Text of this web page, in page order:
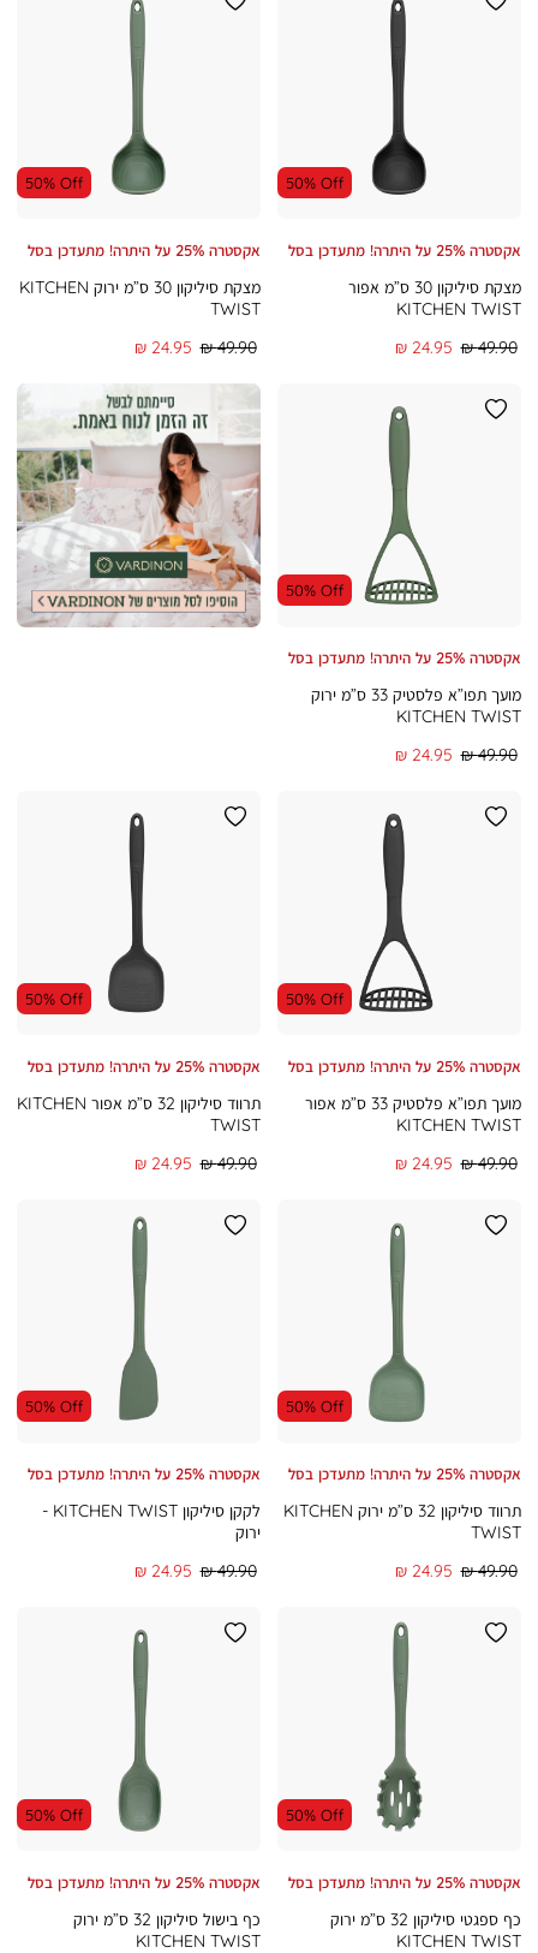
50% Off
אקסטרה 25% על היתרה! מתעדכן בסל
מצקת סיליקון 30 ס”מ אפור
KITCHEN TWIST
מחיר
24.95 ₪
מחיר
49.90 ₪
50% Off
אקסטרה 25% על היתרה! מתעדכן בסל
מצקת סיליקון 30 ס”מ ירוק KITCHEN
TWIST
מחיר
24.95 ₪
מחיר
49.90 ₪
50% Off
אקסטרה 25% על היתרה! מתעדכן בסל
מועך תפו”א פלסטיק 33 ס”מ ירוק
KITCHEN TWIST
מחיר
24.95 ₪
מחיר
49.90 ₪
|
אינפייג'
נעמן
מעבר
לאתר
ורדינון
(105)
|
אינפייג'
נעמן
מעבר
לאתר
ורדינון
(105)
50% Off
אקסטרה 25% על היתרה! מתעדכן בסל
מועך תפו”א פלסטיק 33 ס”מ אפור
KITCHEN TWIST
מחיר
24.95 ₪
מחיר
49.90 ₪
50% Off
אקסטרה 25% על היתרה! מתעדכן בסל
תרווד סיליקון 32 ס”מ אפור KITCHEN
TWIST
מחיר
24.95 ₪
מחיר
49.90 ₪
50% Off
אקסטרה 25% על היתרה! מתעדכן בסל
תרווד סיליקון 32 ס”מ ירוק KITCHEN
TWIST
מחיר
24.95 ₪
מחיר
49.90 ₪
50% Off
אקסטרה 25% על היתרה! מתעדכן בסל
לקקן סיליקון KITCHEN TWIST -
ירוק
מחיר
24.95 ₪
מחיר
49.90 ₪
50% Off
אקסטרה 25% על היתרה! מתעדכן בסל
כף ספגטי סיליקון 32 ס”מ ירוק
KITCHEN TWIST
50% Off
אקסטרה 25% על היתרה! מתעדכן בסל
כף בישול סיליקון 32 ס”מ ירוק
KITCHEN TWIST